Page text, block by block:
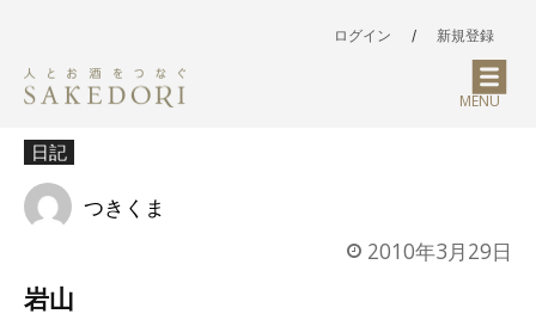
ログイン / 新規登録
MENU
日記
つきくま
2010年3月29日
岩山